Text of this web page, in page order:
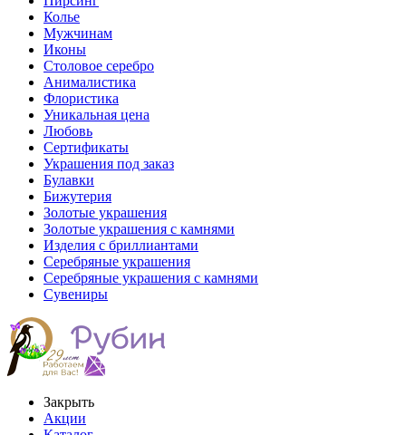
Колье
Мужчинам
Иконы
Столовое серебро
Анималистика
Флористика
Уникальная цена
Любовь
Сертификаты
Украшения под заказ
Булавки
Бижутерия
Золотые украшения
Золотые украшения с камнями
Изделия с бриллиантами
Серебряные украшения
Серебряные украшения с камнями
Сувениры
Закрыть
Акции